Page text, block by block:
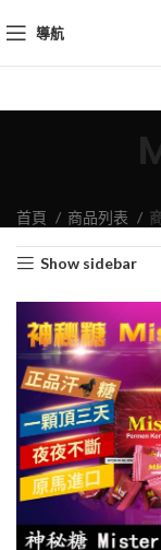
導航
首頁 商品列表
Show sidebar